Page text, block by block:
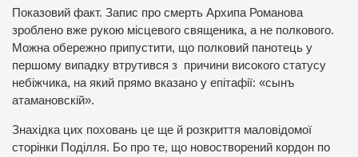
Показовий факт. Запис про смерть Архипа Романова
зроблено вже рукою місцевого священика, а не полкового.
Можна обережно припустити, що полковий панотець у
першому випадку втрутився з причини високого статусу
небіжчика, на який прямо вказано у епітафії: «сынъ
атамановскій».
Знахідка цих поховань це ще й розкриття маловідомої
сторінки Поділля. Бо про те, що новостворений кордон по